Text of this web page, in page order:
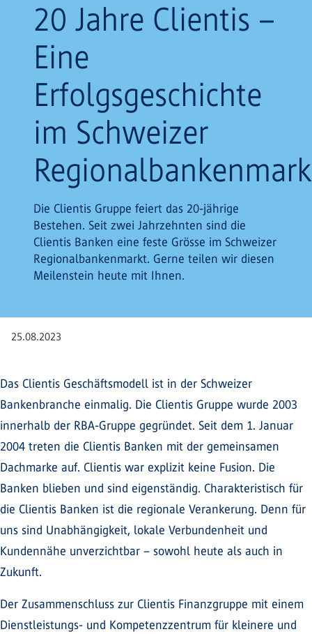
20 Jahre Clientis –
Eine
Erfolgsgeschichte
im Schweizer
Die Clientis Gruppe feiert das 20-jährige
Bestehen. Seit zwei Jahrzehnten sind die
Clientis Banken eine feste Grösse im Schweizer
Regionalbankenmarkt. Gerne teilen wir diesen
Meilenstein heute mit Ihnen.
25.08.2023
Das Clientis Geschäftsmodell ist in der Schweizer
Bankenbranche einmalig. Die Clientis Gruppe wurde 2003
innerhalb der RBA-Gruppe gegründet. Seit dem 1. Januar
2004 treten die Clientis Banken mit der gemeinsamen
Dachmarke auf. Clientis war explizit keine Fusion. Die
Banken blieben und sind eigenständig. Charakteristisch für
die Clientis Banken ist die regionale Verankerung. Denn für
uns sind Unabhängigkeit, lokale Verbundenheit und
Kundennähe unverzichtbar – sowohl heute als auch in
Zukunft.
Der Zusammenschluss zur Clientis Finanzgruppe mit einem
Dienstleistungs- und Kompetenzzentrum für kleinere und